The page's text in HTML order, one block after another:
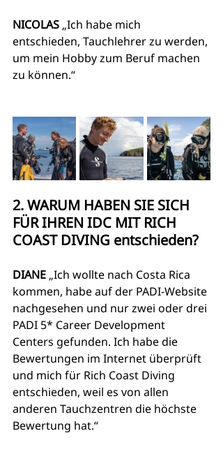
NICOLAS „Ich habe mich
entschieden, Tauchlehrer zu werden,
um mein Hobby zum Beruf machen
zu können.“
2. WARUM HABEN SIE SICH
FÜR IHREN IDC MIT RICH
COAST DIVING entschieden?
DIANE „Ich wollte nach Costa Rica
kommen, habe auf der PADI-Website
nachgesehen und nur zwei oder drei
PADI 5* Career Development
Centers gefunden. Ich habe die
Bewertungen im Internet überprüft
und mich für Rich Coast Diving
entschieden, weil es von allen
anderen Tauchzentren die höchste
Bewertung hat.“